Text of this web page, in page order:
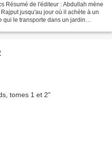
Résumé de l'éditeur : Abdullah mène
jusqu'au jour où il achète à un
qui le transporte dans un jardin